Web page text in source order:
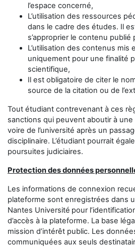
l’espace concerné,
L’utilisation des ressources
dans le cadre des études. Il
s’approprier le contenu
L’utilisation des contenus mis
uniquement pour une finalité
scientifique,
Il est obligatoire de citer le
source de la citation ou de
Tout étudiant contrevenant à ces
sanctions qui peuvent aboutir à
voire de l’université après un
disciplinaire. L’étudiant pourrait
poursuites judiciaires.
Protection des données
Les informations de connexion
plateforme sont enregistrées dans
Nantes Université pour
d’accès à la plateforme. La base
mission d’intérêt public. Les
communiquées aux seuls